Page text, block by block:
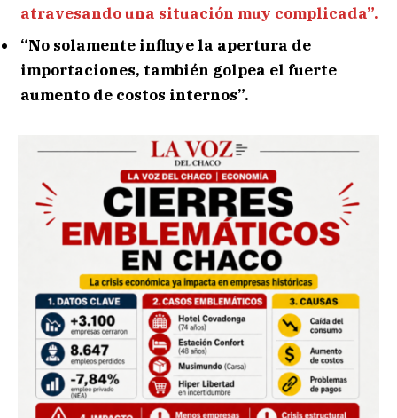
atravesando una situación muy complicada”.
“No solamente influye la apertura de
importaciones, también golpea el fuerte
aumento de costos internos”.